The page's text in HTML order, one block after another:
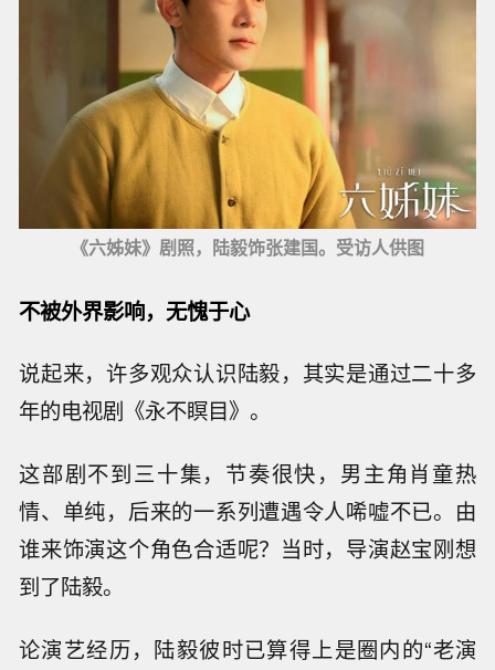
《六姊妹》剧照，陆毅饰张建国。受访人供图
不被外界影响，无愧于心
说起来，许多观众认识陆毅，其实是通过二十多
年的电视剧《永不瞑目》。
这部剧不到三十集，节奏很快，男主角肖童热
情、单纯，后来的一系列遭遇令人唏嘘不已。由
谁来饰演这个角色合适呢？当时，导演赵宝刚想
到了陆毅。
论演艺经历，陆毅彼时已算得上是圈内的“老演